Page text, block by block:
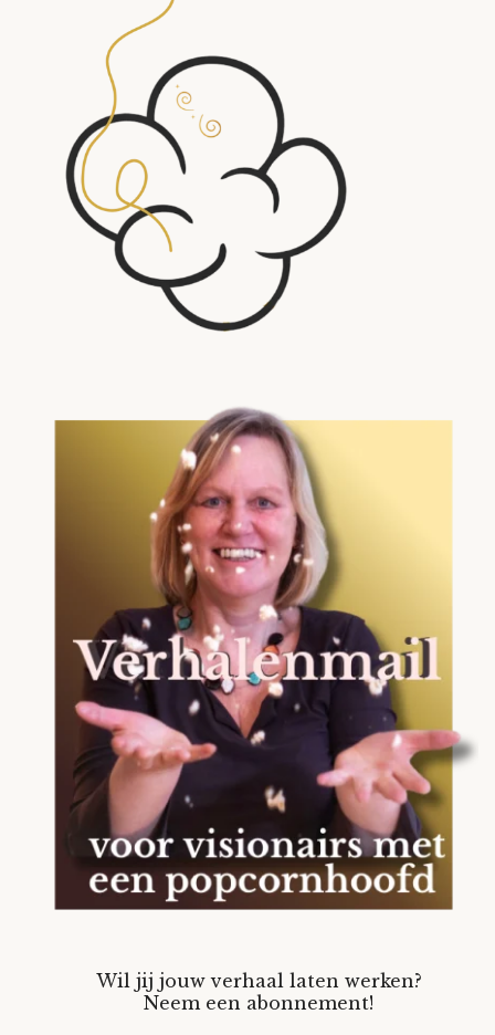
Wil jij jouw verhaal laten werken?
Neem een abonnement!